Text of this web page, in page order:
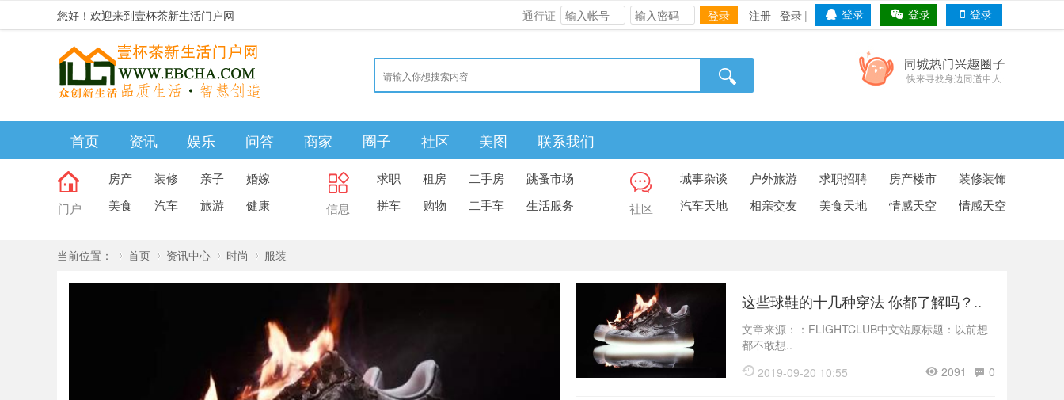
您好！欢迎来到壹杯茶新生活门户网 通行证 登录 注册 |
登录 登录 登录 登录
首页 资讯 娱乐 问答 商家 圈子 社区 美图 联系我们
门户
房产 装修 亲子
婚嫁
美食
汽车 旅游 健康 信息
求职 租房 二手房
跳蚤市场
拼车
购物 二手车 生活服务 社区
城事杂谈 户外旅游 求职招聘 房产楼市
装修装饰
汽车天地
相亲交友 美食天地 情感天空 情感天空
当前位置： 首页 资讯中心 时尚 服装
这些球鞋的十几种穿法 你都了解吗？..
文章来源：：FLIGHTCLUB中文站原标题：以前想
都不敢想..
2019-09-20 10:55
0
2091